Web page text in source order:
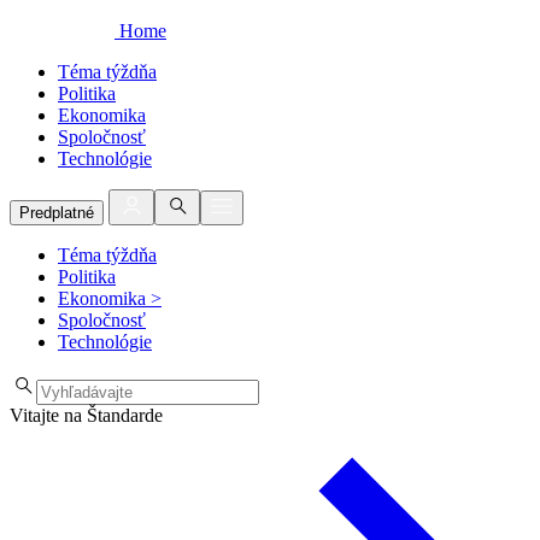
Home
Téma týždňa
Politika
Ekonomika
Spoločnosť
Technológie
Predplatné
Téma týždňa
Politika
Ekonomika >
Spoločnosť
Technológie
Vitajte na Štandarde